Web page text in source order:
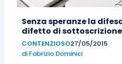
Senza speranze la
difetto di sottoscrizione
CONTENZIOSO27/05/2015
di Fabrizio Dominici